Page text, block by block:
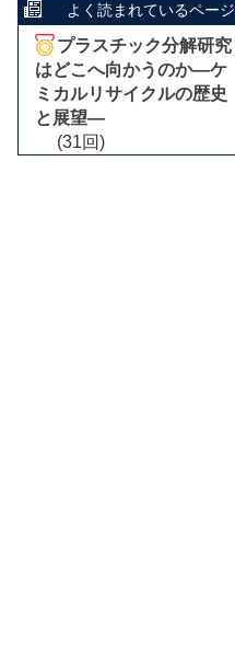
よく読まれているページ
プラスチック分解研究
はどこへ向かうのか―ケ
ミカルリサイクルの歴史
と展望―
(31回)